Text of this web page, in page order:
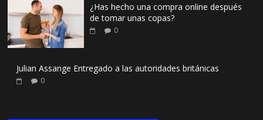
¿Has hecho una compra online después
de tomar unas copas?
0
Julian Assange Entregado a las autoridades británicas
0